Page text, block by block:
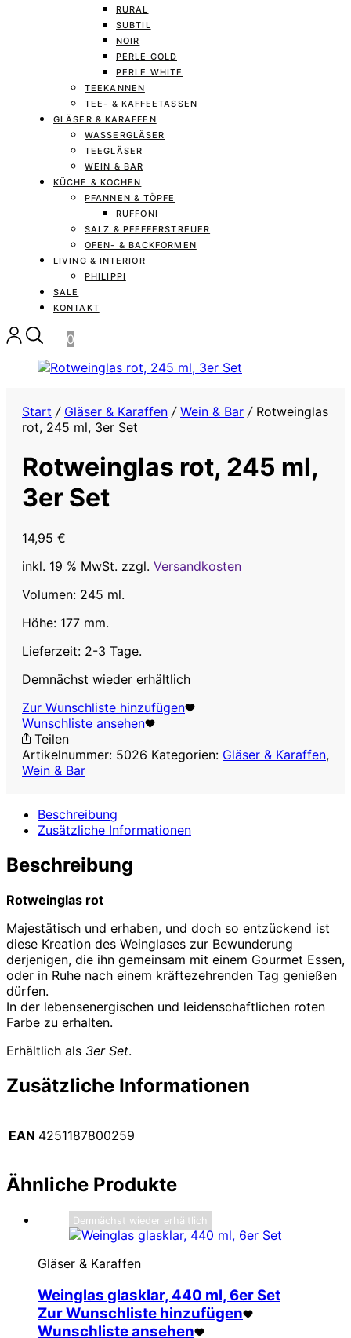
RURAL
SUBTIL
NOIR
PERLE GOLD
PERLE WHITE
TEEKANNEN
TEE- & KAFFEETASSEN
GLÄSER & KARAFFEN
WASSERGLÄSER
TEEGLÄSER
WEIN & BAR
KÜCHE & KOCHEN
PFANNEN & TÖPFE
RUFFONI
SALZ & PFEFFERSTREUER
OFEN- & BACKFORMEN
LIVING & INTERIOR
PHILIPPI
SALE
KONTAKT
0
Start / Gläser & Karaffen / Wein & Bar /Rotweinglas
rot, 245 ml, 3er Set
Rotweinglas rot, 245 ml,
3er Set
14,95 €
inkl. 19 % MwSt. zzgl. Versandkosten
Volumen: 245 ml.
Höhe: 177 mm.
Lieferzeit: 2-3 Tage.
Demnächst wieder erhältlich
Zur Wunschliste hinzufügen
Wunschliste ansehen
Teilen
Artikelnummer: 5026 Kategorien: Gläser & Karaffen,
Wein & Bar
Beschreibung
Zusätzliche Informationen
Beschreibung
Rotweinglas rot
Majestätisch und erhaben, und doch so entzückend ist
diese Kreation des Weinglases zur Bewunderung
derjenigen, die ihn gemeinsam mit einem Gourmet Essen,
oder in Ruhe nach einem kräftezehrenden Tag genießen
dürfen.
In der lebensenergischen und leidenschaftlichen roten
Farbe zu erhalten.
Erhältlich als 3er Set.
Zusätzliche Informationen
EAN 4251187800259
Ähnliche Produkte
Demnächst wieder erhältlich
Gläser & Karaffen
Weinglas glasklar, 440 ml, 6er Set
Zur Wunschliste hinzufügen
Wunschliste ansehen